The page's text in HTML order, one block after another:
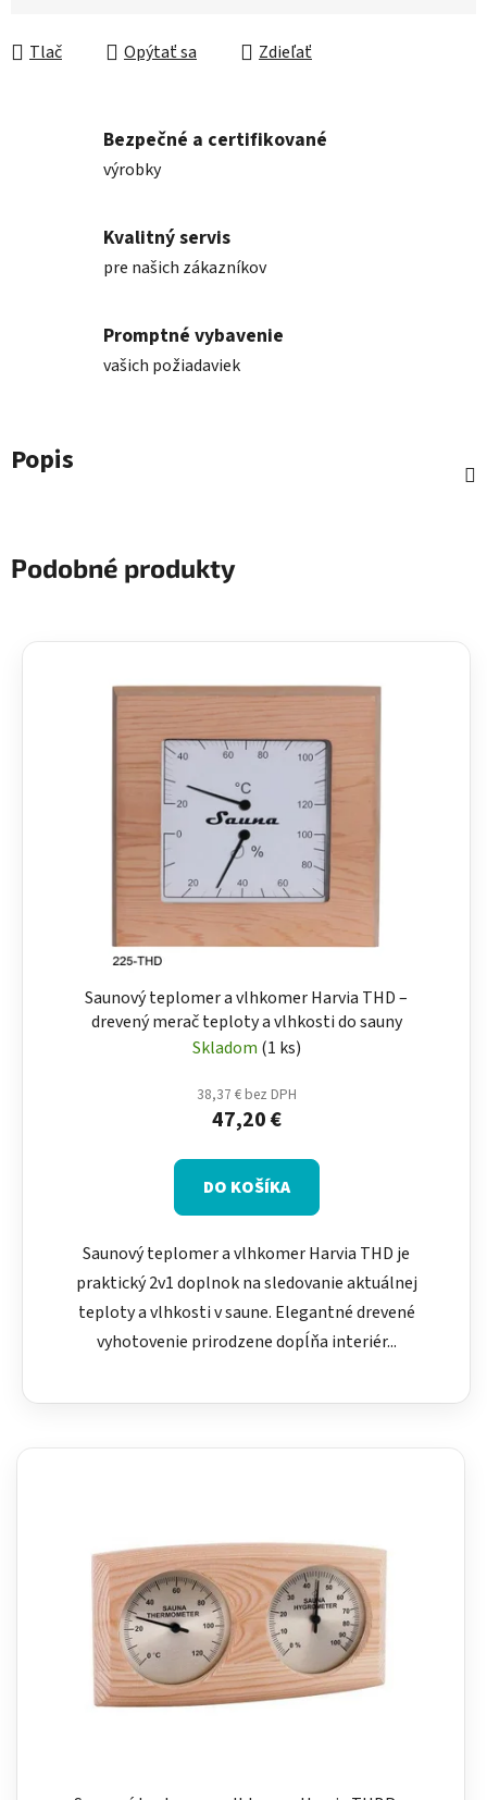
Tlač Opýtať sa Zdieľať
Bezpečné a certifikované
výrobky
Kvalitný servis
pre našich zákazníkov
Promptné vybavenie
vašich požiadaviek
Popis
Podobné produkty
Saunový teplomer a vlhkomer Harvia THD –
drevený merač teploty a vlhkosti do sauny
Skladom (1 ks)
38,37 € bez DPH
47,20 €
DO KOŠÍKA
Saunový teplomer a vlhkomer Harvia THD je
praktický 2v1 doplnok na sledovanie aktuálnej
teploty a vlhkosti v saune. Elegantné drevené
vyhotovenie prirodzene dopĺňa interiér...